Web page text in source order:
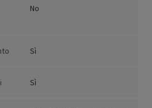
No
Sì
Sì